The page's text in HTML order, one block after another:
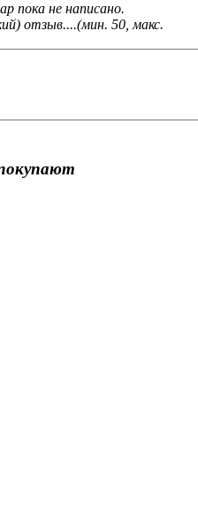
пока не написано.
отзыв....(мин. 50, макс.